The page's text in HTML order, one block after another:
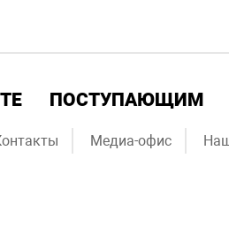
ПОСТУПАЮЩИМ
Медиа-офис